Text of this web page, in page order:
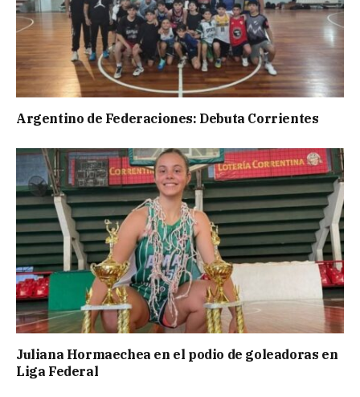
Argentino de Federaciones: Debuta Corrientes
Juliana Hormaechea en el podio de goleadoras en
Liga Federal